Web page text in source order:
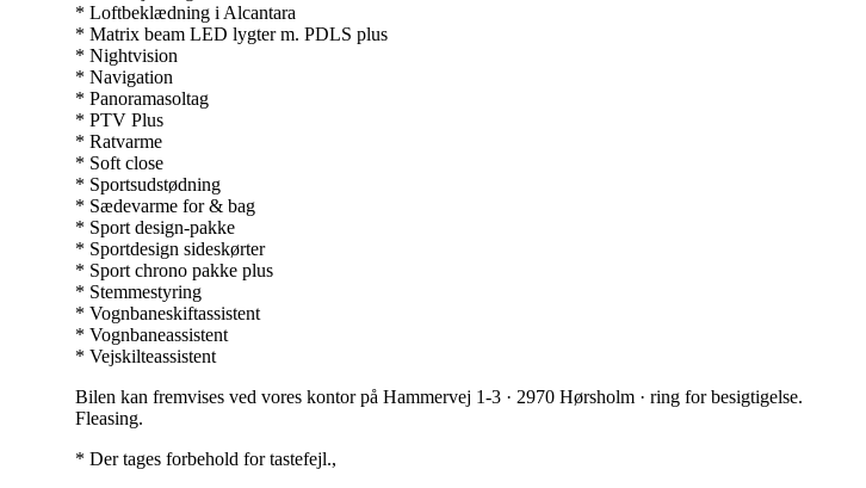
* Loftbeklædning i Alcantara
* Matrix beam LED lygter m. PDLS plus
* Nightvision
* Navigation
* Panoramasoltag
* PTV Plus
* Ratvarme
* Soft close
* Sportsudstødning
* Sædevarme for & bag
* Sport design-pakke
* Sportdesign sideskørter
* Sport chrono pakke plus
* Stemmestyring
* Vognbaneskiftassistent
* Vognbaneassistent
* Vejskilteassistent
Bilen kan fremvises ved vores kontor på Hammervej 1-3 · 2970 Hørsholm · ring for besigtigelse.
Fleasing.
* Der tages forbehold for tastefejl.,